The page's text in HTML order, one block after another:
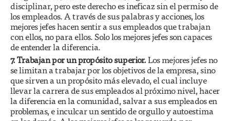
disciplinar, pero este derecho es ineficaz sin el permiso de
los empleados. A través de sus palabras y acciones, los
mejores jefes hacen sentir a sus empleados que trabajan
con ellos, no para ellos. Solo los mejores jefes son capaces
de entender la diferencia.
7. Trabajan por un propósito superior.Los mejores jefes no
se limitan a trabajar por los objetivos de la empresa, sino
que sirven a un propósito más elevado, el cual incluye
llevar la carrera de sus empleados al próximo nivel, hacer
la diferencia en la comunidad, salvar a sus empleados en
problemas, e inculcar un sentido de orgullo y autoestima